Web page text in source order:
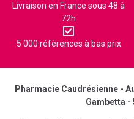
Livraison en France sous 48 à
72h
5 000 références à bas prix
Pharmacie Caudrésienne -
Gambetta -